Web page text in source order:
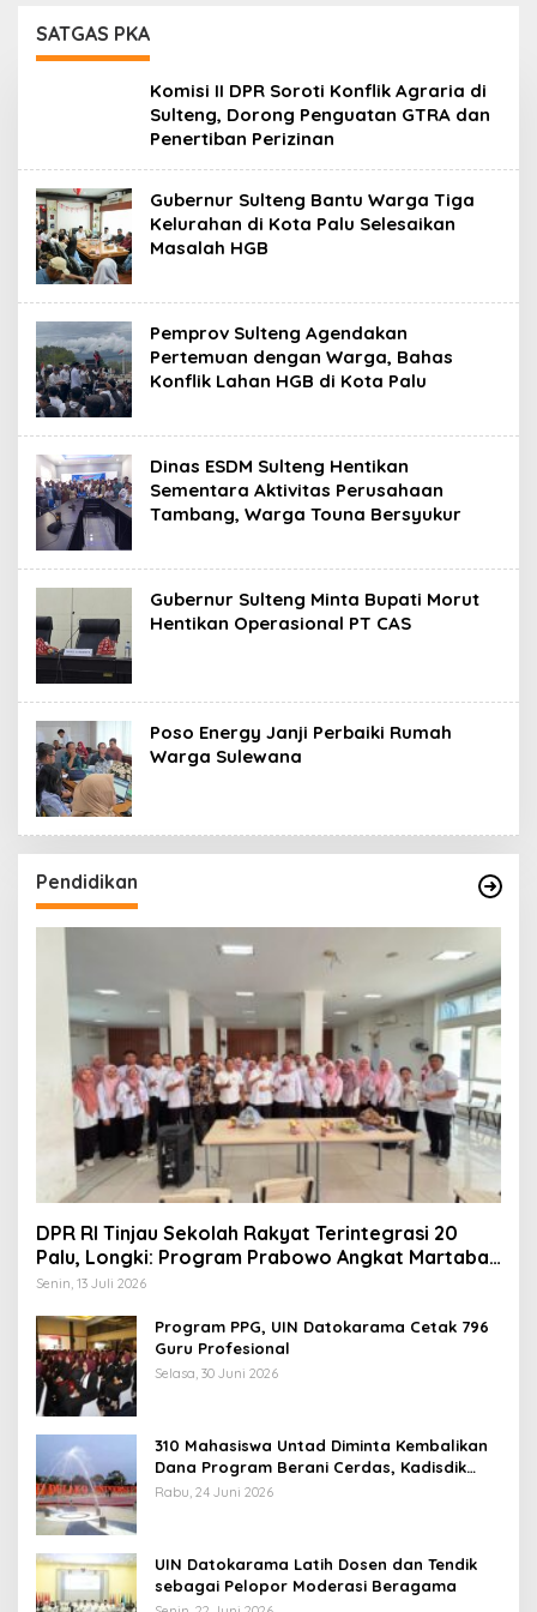
SATGAS PKA
Komisi II DPR Soroti Konflik Agraria di
Sulteng, Dorong Penguatan GTRA dan
Penertiban Perizinan
Gubernur Sulteng Bantu Warga Tiga
Kelurahan di Kota Palu Selesaikan
Masalah HGB
Pemprov Sulteng Agendakan
Pertemuan dengan Warga, Bahas
Konflik Lahan HGB di Kota Palu
Dinas ESDM Sulteng Hentikan
Sementara Aktivitas Perusahaan
Tambang, Warga Touna Bersyukur
Gubernur Sulteng Minta Bupati Morut
Hentikan Operasional PT CAS
Poso Energy Janji Perbaiki Rumah
Warga Sulewana
Pendidikan
DPR RI Tinjau Sekolah Rakyat Terintegrasi 20
Palu, Longki: Program Prabowo Angkat Martabat
Anak Miskin
Senin, 13 Juli 2026
Program PPG, UIN Datokarama Cetak 796
Guru Profesional
Selasa, 30 Juni 2026
310 Mahasiswa Untad Diminta Kembalikan
Dana Program Berani Cerdas, Kadisdik
Sulteng: Tidak Boleh Terima Beasiswa
Rabu, 24 Juni 2026
UIN Datokarama Latih Dosen dan Tendik
sebagai Pelopor Moderasi Beragama